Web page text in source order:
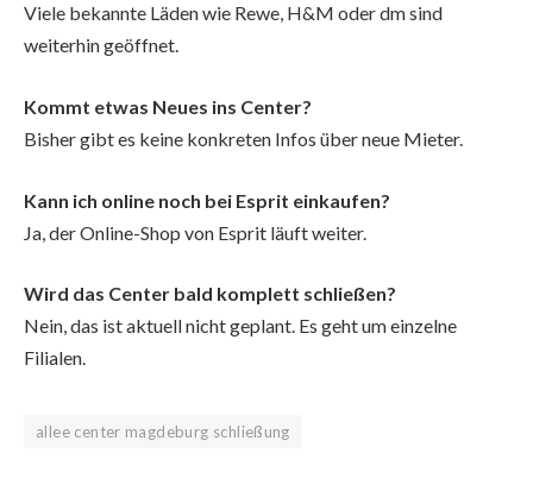
Viele bekannte Läden wie Rewe, H&M oder dm sind
weiterhin geöffnet.
Kommt etwas Neues ins Center?
Bisher gibt es keine konkreten Infos über neue Mieter.
Kann ich online noch bei Esprit einkaufen?
Ja, der Online-Shop von Esprit läuft weiter.
Wird das Center bald komplett schließen?
Nein, das ist aktuell nicht geplant. Es geht um einzelne
Filialen.
allee center magdeburg schließung